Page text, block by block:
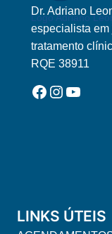
Logo Adriano
Dr. Adriano
especialista
tratamento
RQE 38911
Facebook
Instagram
LINKS ÚTEIS